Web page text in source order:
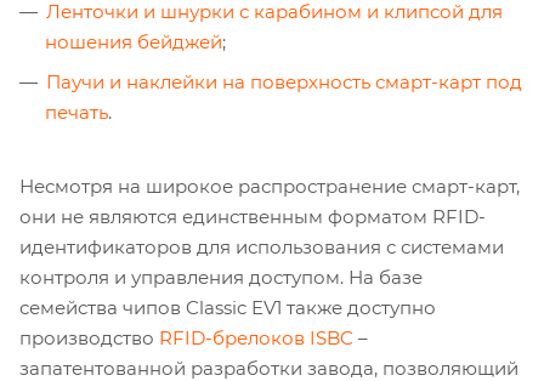
Ленточки и шнурки с карабином и клипсой для
ношения бейджей;
Паучи и наклейки на поверхность смарт-карт под
печать.
Несмотря на широкое распространение смарт-карт,
они не являются единственным форматом RFID-
идентификаторов для использования с системами
контроля и управления доступом. На базе
семейства чипов Classic EV1 также доступно
производство RFID-брелоков ISBC –
запатентованной разработки завода, позволяющий